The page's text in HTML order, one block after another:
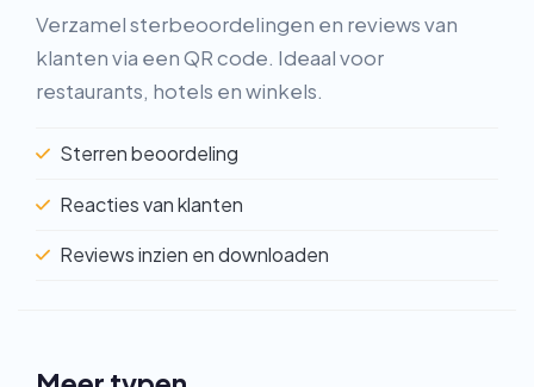
Verzamel sterbeoordelingen en reviews van
klanten via een QR code. Ideaal voor
restaurants, hotels en winkels.
Sterren beoordeling
Reacties van klanten
Reviews inzien en downloaden